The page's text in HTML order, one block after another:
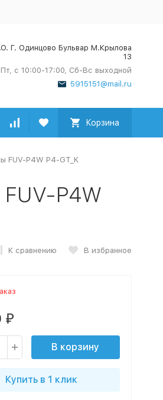
Г. Одинцово Бульвар М.Крылова
13
с 10:00-17:00, Сб-Вс выходной
5915151@mail.ru
Корзина
FUV-P4W P4-GT_K
P4W
К сравнению В избранное
₽
В корзину
Купить в 1 клик